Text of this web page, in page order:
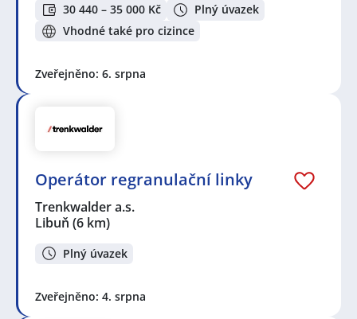
30 440 – 35 000 Kč
Plný úvazek
Vhodné také pro cizince
Zveřejněno: 6. srpna
Operátor regranulační linky
Trenkwalder a.s.
Libuň (6 km)
Plný úvazek
Zveřejněno: 4. srpna